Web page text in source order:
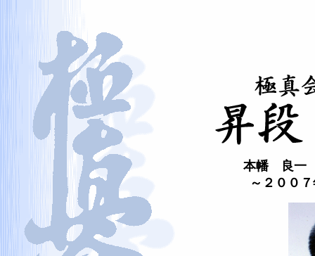
本幡 良一
～２００